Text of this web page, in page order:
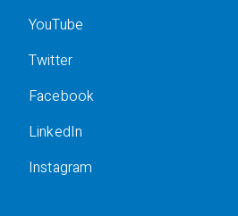
YouTube
Twitter
Facebook
LinkedIn
Instagram